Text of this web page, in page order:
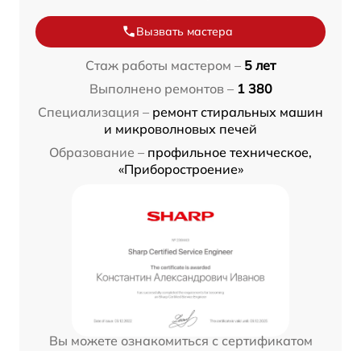
Вызвать мастера
Стаж работы мастером – 5 лет
Выполнено ремонтов – 1 380
Специализация – ремонт стиральных машин
и микроволновых печей
Образование – профильное техническое,
«Приборостроение»
Вы можете ознакомиться с сертификатом